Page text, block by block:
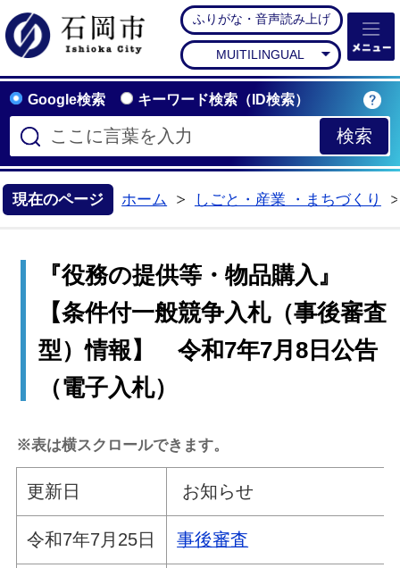
石岡市公式ホームペー
ふりがな・音声読み上げ
MUITILINGUAL
Google検索 キーワード検索（ID検索）
現在のページ ホーム
しごと・産業 ・まちづくり
『役務の提供等・物品購入』
【条件付一般競争入札（事後審査
型）情報】 令和7年7月8日公告
（電子入札）
※表は横スクロールできます。
更新日 お知らせ
令和7年7月25日 事後審査